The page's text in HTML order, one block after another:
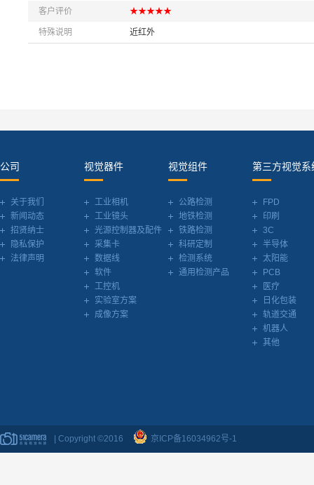
客户评价 ★★★★★
特殊说明 近红外
公司
关于我们
新闻动态
招贤纳士
隐私保护
法律声明
视觉器件
工业相机
工业镜头
光源控制器及配件
采集卡
数据线
软件
工控机
实验室方案
成像方案
视觉组件
公路检测
地铁检测
铁路检测
科研定制
检测系统
通用检测产品
第三方视觉系
FPD
印刷
3C
半导体
太阳能
PCB
医疗
日化包装
轨道交通
机器人
其他
| Copyright ©2016 京ICP备16034962号-1